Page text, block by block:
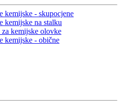
kemijske - skupocjene
kemijske na stalku
kemijske olovke
kemijske - obične